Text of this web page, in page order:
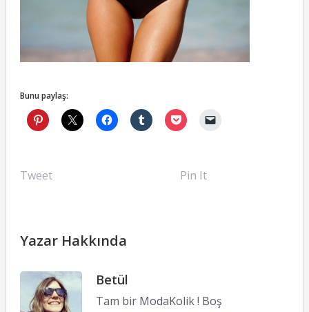
Bunu paylaş:
Tweet Pin It
Yazar Hakkında
Betül
Tam bir ModaKolik ! Boş